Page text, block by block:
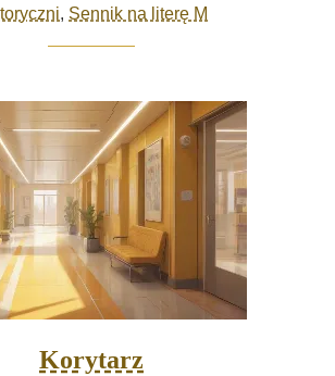
, Sennik na literę M
Korytarz